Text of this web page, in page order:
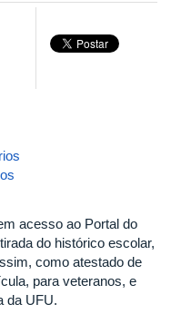
acesso ao Portal do
do histórico escolar,
como atestado de
para veteranos, e
da UFU.